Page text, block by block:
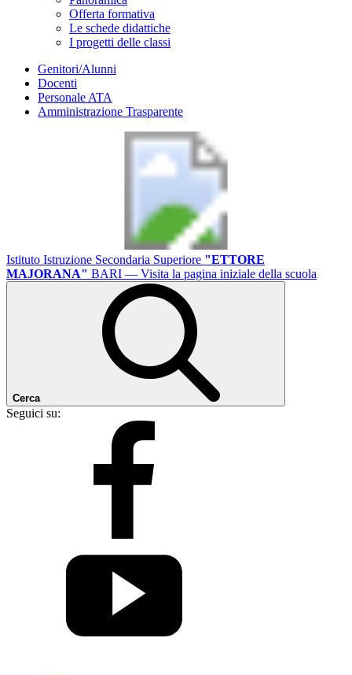
Offerta formativa
Le schede didattiche
I progetti delle classi
Genitori/Alunni
Docenti
Personale ATA
Amministrazione Trasparente
Istituto Istruzione Secondaria Superiore "ETTORE
MAJORANA" BARI — Visita la pagina iniziale della scuola
Cerca
Seguici su: